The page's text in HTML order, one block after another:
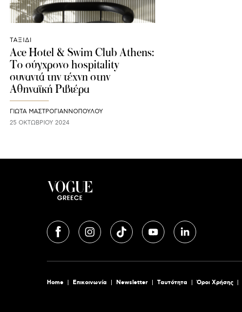
ΤΑΞΙΔΙ
Ace Hotel & Swim Club Athens:
Το σύγχρονο hospitality
συναντά την τέχνη στην
Αθηναϊκή Ριβιέρα
ΓΙΩΤΑ ΜΑΣΤΡΟΓΙΑΝΝΟΠΟΥΛΟΥ
25 ΟΚΤΩΒΡΊΟΥ 2024
Home Επικοινωνία Newsletter Tαυτότητα Όροι Χρήσης